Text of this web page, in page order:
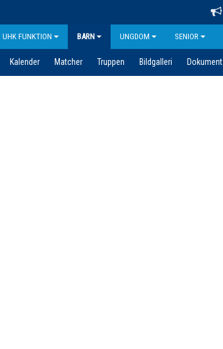
UHK FUNKTION BARN UNGDOM SENIOR
Kalender Matcher Truppen Bildgalleri Dokument